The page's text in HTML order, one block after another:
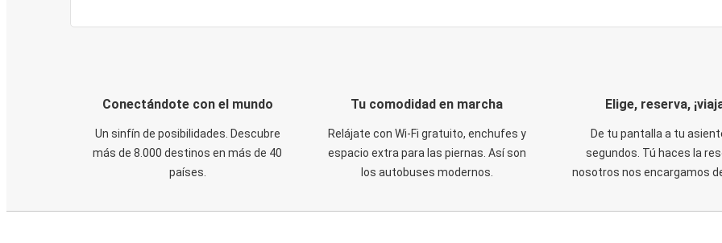
Conectándote con el mundo
Un sinfín de posibilidades. Descubre
más de 8.000 destinos en más de 40
países.
Tu comodidad en marcha
Relájate con Wi-Fi gratuito, enchufes y
espacio extra para las piernas. Así son
los autobuses modernos.
Elige, reserva,
De tu pantalla a tu
segundos. Tú haces la
nosotros nos encargamos